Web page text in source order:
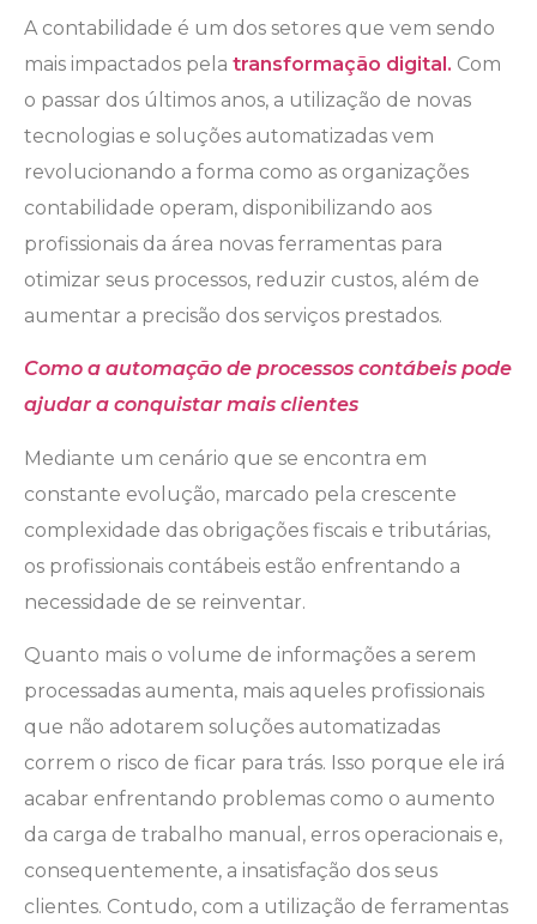
A contabilidade é um dos setores que vem sendo
mais impactados pela transformação digital. Com
o passar dos últimos anos, a utilização de novas
tecnologias e soluções automatizadas vem
revolucionando a forma como as organizações
contabilidade operam, disponibilizando aos
profissionais da área novas ferramentas para
otimizar seus processos, reduzir custos, além de
aumentar a precisão dos serviços prestados.
Como a automação de processos contábeis pode
ajudar a conquistar mais clientes
Mediante um cenário que se encontra em
constante evolução, marcado pela crescente
complexidade das obrigações fiscais e tributárias,
os profissionais contábeis estão enfrentando a
necessidade de se reinventar.
Quanto mais o volume de informações a serem
processadas aumenta, mais aqueles profissionais
que não adotarem soluções automatizadas
correm o risco de ficar para trás. Isso porque ele irá
acabar enfrentando problemas como o aumento
da carga de trabalho manual, erros operacionais e,
consequentemente, a insatisfação dos seus
clientes. Contudo, com a utilização de ferramentas